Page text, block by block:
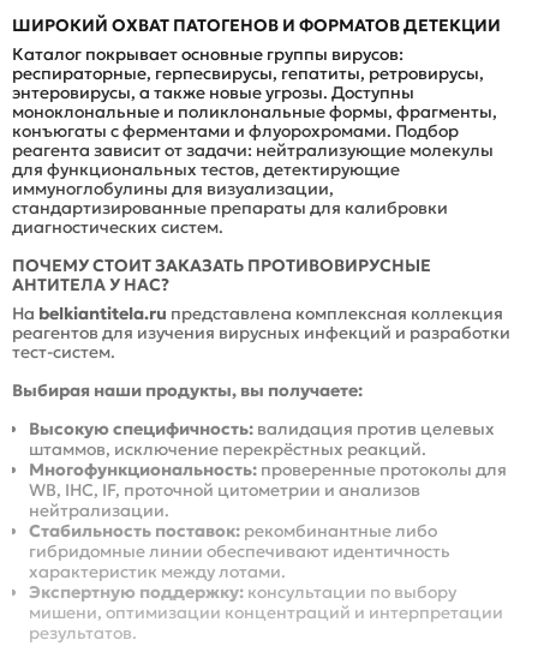
ШИРОКИЙ ОХВАТ ПАТОГЕНОВ И ФОРМАТОВ ДЕТЕКЦИИ
Каталог покрывает основные группы вирусов:
респираторные, герпесвирусы, гепатиты, ретровирусы,
энтеровирусы, а также новые угрозы. Доступны
моноклональные и поликлональные формы, фрагменты,
конъюгаты с ферментами и флуорохромами. Подбор
реагента зависит от задачи: нейтрализующие молекулы
для функциональных тестов, детектирующие
иммуноглобулины для визуализации,
стандартизированные препараты для калибровки
диагностических систем.
ПОЧЕМУ СТОИТ ЗАКАЗАТЬ ПРОТИВОВИРУСНЫЕ
АНТИТЕЛА У НАС?
На belkiantitela.ru представлена комплексная коллекция
реагентов для изучения вирусных инфекций и разработки
тест-систем.
Выбирая наши продукты, вы получаете:
Высокую специфичность: валидация против целевых
штаммов, исключение перекрёстных реакций.
Многофункциональность: проверенные протоколы для
WB, IHC, IF, проточной цитометрии и анализов
нейтрализации.
Стабильность поставок: рекомбинантные либо
гибридомные линии обеспечивают идентичность
характеристик между лотами.
Экспертную поддержку: консультации по выбору
мишени, оптимизации концентраций и интерпретации
результатов.